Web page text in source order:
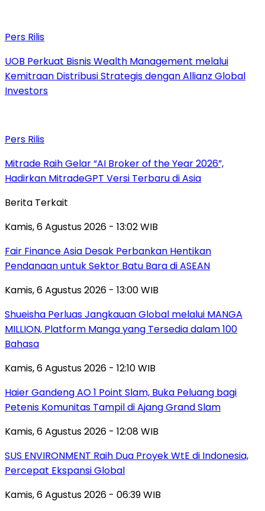
Pers Rilis
UOB Perkuat Bisnis Wealth Management melalui
Kemitraan Distribusi Strategis dengan Allianz Global
Investors
Pers Rilis
Mitrade Raih Gelar “AI Broker of the Year 2026”,
Hadirkan MitradeGPT Versi Terbaru di Asia
Berita Terkait
Kamis, 6 Agustus 2026 - 13:02 WIB
Fair Finance Asia Desak Perbankan Hentikan
Pendanaan untuk Sektor Batu Bara di ASEAN
Kamis, 6 Agustus 2026 - 13:00 WIB
Shueisha Perluas Jangkauan Global melalui MANGA
MILLION, Platform Manga yang Tersedia dalam 100
Bahasa
Kamis, 6 Agustus 2026 - 12:10 WIB
Haier Gandeng AO 1 Point Slam, Buka Peluang bagi
Petenis Komunitas Tampil di Ajang Grand Slam
Kamis, 6 Agustus 2026 - 12:08 WIB
SUS ENVIRONMENT Raih Dua Proyek WtE di Indonesia,
Percepat Ekspansi Global
Kamis, 6 Agustus 2026 - 06:39 WIB